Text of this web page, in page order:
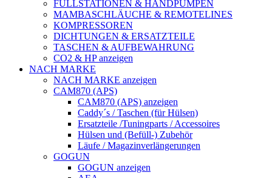
FÜLLSTATIONEN & HANDPUMPEN
MAMBASCHLÄUCHE & REMOTELINES
KOMPRESSOREN
DICHTUNGEN & ERSATZTEILE
TASCHEN & AUFBEWAHRUNG
CO2 & HP anzeigen
NACH MARKE
NACH MARKE anzeigen
CAM870 (APS)
CAM870 (APS) anzeigen
Caddy´s / Taschen (für Hülsen)
Ersatzteile /Tuningparts / Accessoires
Hülsen und (Befüll-) Zubehör
Läufe / Magazinverlängerungen
GOGUN
GOGUN anzeigen